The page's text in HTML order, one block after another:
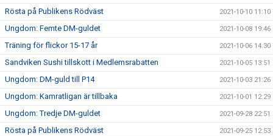
Rösta på Publikens Rödväst 2021-10-10 11:10
Ungdom: Femte DM-guldet 2021-10-08 19:46
Träning för flickor 15-17 år 2021-10-06 14:30
Sandviken Sushi tillskott i Medlemsrabatten 2021-10-05 13:51
Ungdom: DM-guld till P14 2021-10-03 21:26
Ungdom: Kamratligan är tillbaka 2021-10-01 12:29
Ungdom: Tredje DM-guldet 2021-09-28 22:51
Rösta på Publikens Rödväst 2021-09-25 12:53